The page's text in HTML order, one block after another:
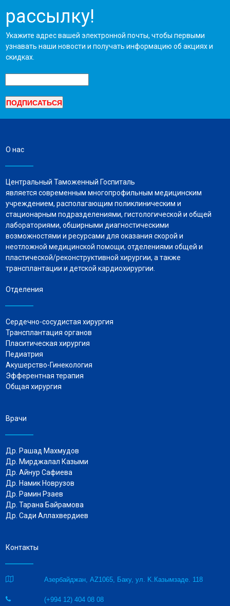
рассылку!
Укажите адрес вашей электронной почты, чтобы первыми
узнавать наши новости и получать информацию об акциях и
скидках.
О нас
Центральный Таможенный Госпиталь
является современным многопрофильным медицинским
учреждением, располагающим поликлиническим и
стационарным подразделениями, гистологической и общей
лабораториями, обширными диагностическими
возможностями и ресурсами для оказания скорой и
неотложной медицинской помощи, отделениями общей и
пластической/реконструктивной хирургии, а также
трансплантации и детской кардиохирургии.
Отделения
Сердечно-сосудистая хирургия
Трансплантация органов
Пласитическая хирургия
Педиатрия
Акушерство-Гинекология
Эфферентная терапия
Общая хирургия
Врачи
Др. Рашад Махмудов
Др. Мирджалал Казыми
Др. Айнур Сафиева
Др. Намик Новрузов
Др. Рамин Рзаев
Др. Тарана Байрамова
Др. Сади Аллахвердиев
Контакты
 Азербайджан, AZ1065, Баку, ул. K.Казымзаде. 118
 (+994 12) 404 08 08